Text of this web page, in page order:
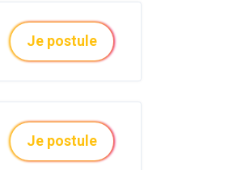
Je postule
Je postule